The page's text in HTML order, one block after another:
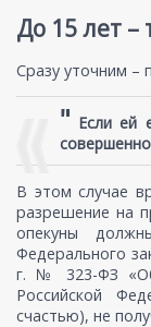
До 15 лет –
Сразу уточним –
" Если ей
В этом случае
разрешение на
опекуны
Федерального
г. № 323-ФЗ
Российской
счастью), не